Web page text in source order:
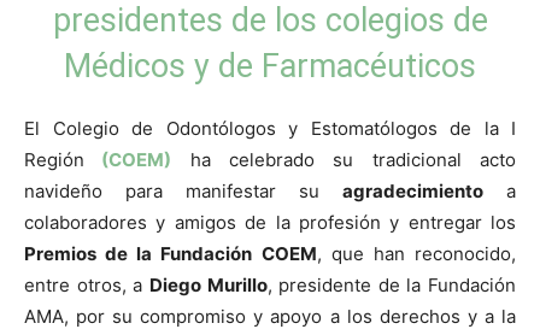
presidentes de los colegios de
Médicos y de Farmacéuticos
El Colegio de Odontólogos y Estomatólogos de la I
Región
(COEM) ha celebrado su tradicional acto
navideño para manifestar su agradecimiento a
colaboradores y amigos de la profesión y entregar los
Premios de la Fundación COEM, que han reconocido,
entre otros, a Diego Murillo, presidente de la Fundación
AMA, por su compromiso y apoyo a los derechos y a la